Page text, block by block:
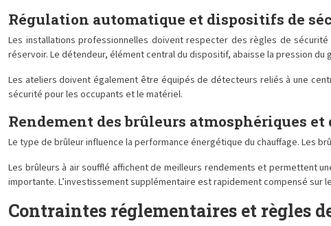
Régulation automatique et dispositifs de
Les installations professionnelles doivent respecter des règles de
réservoir. Le détendeur, élément central du dispositif, abaisse la pression du
Les ateliers doivent également être équipés de détecteurs reliés à une
sécurité pour les occupants et le matériel.
Rendement des brûleurs atmosphériques
Le type de brûleur influence la performance énergétique du chauffage. Les
Les brûleurs à air soufflé affichent de meilleurs rendements et permettent
importante. L’investissement supplémentaire est rapidement compensé
Contraintes réglementaires et règles